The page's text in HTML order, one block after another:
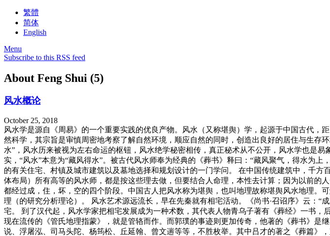
繁體
简体
English
Menu
Subscribe to this RSS feed
About Feng Shui (5)
风水概论
October 25, 2018
风水学是源自《周易》的一个重要实践的优良产物。风水（又称堪舆）学，起源于中国古代
然科学，其宗旨是审慎周密地考察了解自然环境，顺应自然的同时，创造出良好的居住与生
水”，风水历来被视为左右命运的枢钮，风水绝学秘密相传，真正秘术从不公开，风水学也是
实，“风水”本意为“藏风得水”。被古代风水师奉为经典的《葬书》释曰：“藏风聚气，得水为
的有关住宅、村镇及城市建筑以及墓地选择和规划设计的一门学问。 在中国传统建筑中，千
体布局）所有高等的风水师，都是按这些理去做，但要结合人命理，本性去计算；因为以前的
都经过成，住，坏，空的四个阶段。中国古人把风水称为堪舆，也叫地理故称堪舆风水地理。
理（的研究分析理论）。 风水艺术源远流长，早在先秦就有相宅活动。《尚书·召诏序》云：“
宅。 到了汉代起，风水学家把相宅发展成为一种术数，其代表人物青乌子著有《葬经》一书
现在流传的《管氏地理指蒙》，就是管辂而作。而郭璞的事迹则更加传奇，他著的《葬书》
说、浮屠泓、司马头陀、杨筠松、丘延翰、曾文遄等等，不胜枚举。其中吕才的著之《葬篇